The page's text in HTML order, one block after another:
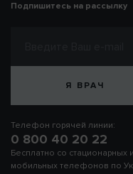
Подпишитесь на рассылку
Я ВРАЧ
Телефон горячей линии:
0 800 40 20 22
Бесплатно со стационарных и
мобильных телефонов по